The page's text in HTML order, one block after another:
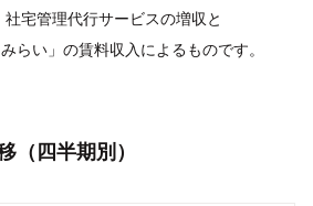
宅管理代行サービスの増収と
らい」の賃料収入によるものです。
（四半期別）